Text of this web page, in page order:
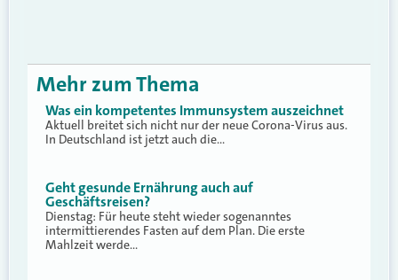
Mehr zum Thema
Was ein kompetentes Immunsystem auszeichnet
Aktuell breitet sich nicht nur der neue Corona-Virus aus.
In Deutschland ist jetzt auch die…
Geht gesunde Ernährung auch auf
Geschäftsreisen?
Dienstag: Für heute steht wieder sogenanntes
intermittierendes Fasten auf dem Plan. Die erste
Mahlzeit werde…